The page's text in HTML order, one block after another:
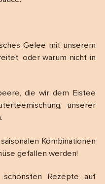
Gelee mit unserem
oder warum nicht in
die wir dem Eistee
unserer
Kombinationen
gefallen werden!
Rezepte auf